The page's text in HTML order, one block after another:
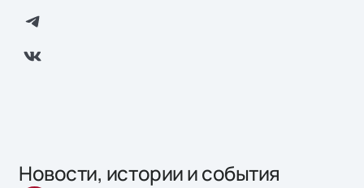
Новости, истории и события